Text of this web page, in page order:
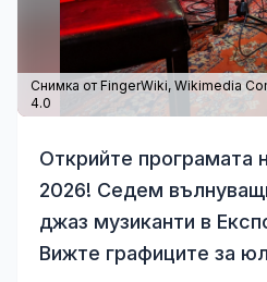
Снимка от FingerWiki, Wikimedia
4.0
Открийте програмата
2026! Седем
джаз музиканти в
Вижте графиците за